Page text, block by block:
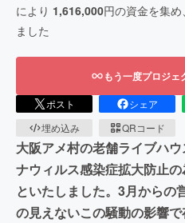
により 1,616,000円の資金を集め
ました
もう一度プロジ
ポスト シェア
埋め込み
QRコード
大阪アメ村の老舗ライブハ
ナウィルス感染症拡大防止
といたしました。3月からの
の見えないこの騒動の影響